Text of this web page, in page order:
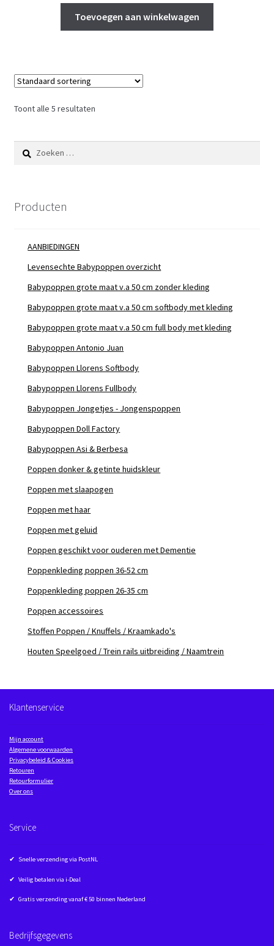
was:
€ 14,95.
is:
€ 4,50.
Toevoegen aan winkelwagen
Toont alle 5 resultaten
Zoeken
naar:
Producten
AANBIEDINGEN
Levensechte Babypoppen overzicht
Babypoppen grote maat v.a 50 cm zonder kleding
Babypoppen grote maat v.a 50 cm softbody met kleding
Babypoppen grote maat v.a 50 cm full body met kleding
Babypoppen Antonio Juan
Babypoppen Llorens Softbody
Babypoppen Llorens Fullbody
Babypoppen Jongetjes - Jongenspoppen
Babypoppen Doll Factory
Babypoppen Asi & Berbesa
Poppen donker & getinte huidskleur
Poppen met slaapogen
Poppen met haar
Poppen met geluid
Poppen geschikt voor ouderen met Dementie
Poppenkleding poppen 36-52 cm
Poppenkleding poppen 26-35 cm
Poppen accessoires
Stoffen Poppen / Knuffels / Kraamkado's
Houten Speelgoed / Trein rails uitbreiding / Naamtrein
Klantenservice
Mijn account
Algemene voorwaarden
Privacybeleid & Cookies
Retouren
Retourformulier
Over ons
Service
✔ Snelle verzending via PostNL
✔ Veilig betalen via i-Deal
✔ Gratis verzending vanaf € 50 binnen Nederland
Bedrijfsgegevens